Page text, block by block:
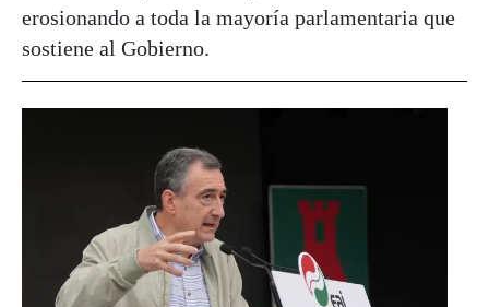
erosionando a toda la mayoría parlamentaria que
sostiene al Gobierno.